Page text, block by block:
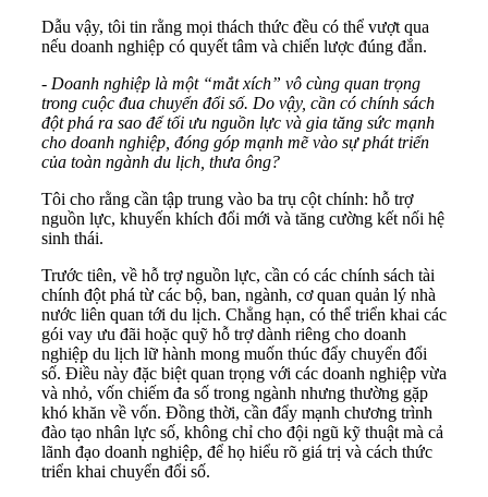
Dẫu vậy, tôi tin rằng mọi thách thức đều có thể vượt qua
nếu doanh nghiệp có quyết tâm và chiến lược đúng đắn.
- Doanh nghiệp là một “mắt xích” vô cùng quan trọng
trong cuộc đua chuyển đổi số. Do vậy, cần có chính sách
đột phá ra sao để tối ưu nguồn lực và gia tăng sức mạnh
cho doanh nghiệp, đóng góp mạnh mẽ vào sự phát triển
của toàn ngành du lịch, thưa ông?
Tôi cho rằng cần tập trung vào ba trụ cột chính: hỗ trợ
nguồn lực, khuyến khích đổi mới và tăng cường kết nối hệ
sinh thái.
Trước tiên, về hỗ trợ nguồn lực, cần có các chính sách tài
chính đột phá từ các bộ, ban, ngành, cơ quan quản lý nhà
nước liên quan tới du lịch. Chẳng hạn, có thể triển khai các
gói vay ưu đãi hoặc quỹ hỗ trợ dành riêng cho doanh
nghiệp du lịch lữ hành mong muốn thúc đẩy chuyển đổi
số. Điều này đặc biệt quan trọng với các doanh nghiệp vừa
và nhỏ, vốn chiếm đa số trong ngành nhưng thường gặp
khó khăn về vốn. Đồng thời, cần đẩy mạnh chương trình
đào tạo nhân lực số, không chỉ cho đội ngũ kỹ thuật mà cả
lãnh đạo doanh nghiệp, để họ hiểu rõ giá trị và cách thức
triển khai chuyển đổi số.